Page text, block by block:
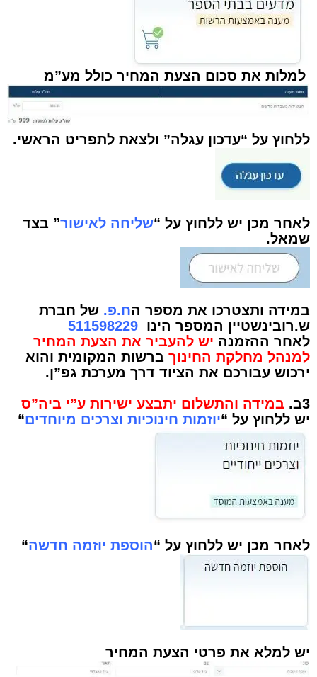
למלות את סכום הצעת המחיר כולל מע”מ
ללחוץ על “עדכון עגלה” ולצאת לתפריט הראשי.
לאחר מכן יש ללחוץ על “שליחה לאישור” בצד
שמאל.
במידה ותצטרכו את מספר הח.פ. של חברת
ש.רובינשטיין המספר הינו 511598229
לאחר ההזמנה יש להעביר את הצעת המחיר
למנהל מחלקת החינוך ברשות המקומית והוא
ירכוש עבורכם את הציוד דרך מערכת גפ”ן.
3ב.
במידה והתשלום יתבצע ישירות ע”י ביה”ס
יש ללחוץ על “יוזמות חינוכיות וצרכים מיוחדים“
לאחר מכן יש ללחוץ על “הוספת יוזמה חדשה“
יש למלא את פרטי הצעת המחיר